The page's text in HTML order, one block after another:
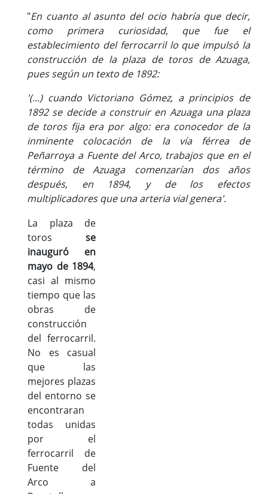
"En cuanto al asunto del ocio habría que decir,
como primera curiosidad, que fue el
establecimiento del ferrocarril lo que impulsó la
construcción de la plaza de toros de Azuaga,
pues según un texto de 1892:
'(...) cuando Victoriano Gómez, a principios de
1892 se decide a construir en Azuaga una plaza
de toros fija era por algo: era conocedor de la
inminente colocación de la vía férrea de
Peñarroya a Fuente del Arco, trabajos que en el
término de Azuaga comenzarían dos años
después, en 1894, y de los efectos
multiplicadores que una arteria vial genera'.
La plaza de
toros se
inauguró en
mayo de 1894,
casi al mismo
tiempo que las
obras de
construcción
del ferrocarril.
No es casual
que las
mejores plazas
del entorno se
encontraran
todas unidas
por el
ferrocarril de
Fuente del
Arco a